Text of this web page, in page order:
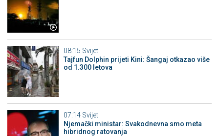
08:15 Svijet
Tajfun Dolphin prijeti Kini: Šangaj otkazao više
od 1.300 letova
07:14 Svijet
Njemački ministar: Svakodnevna smo meta
hibridnog ratovanja